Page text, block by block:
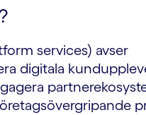
services) avser
digitala